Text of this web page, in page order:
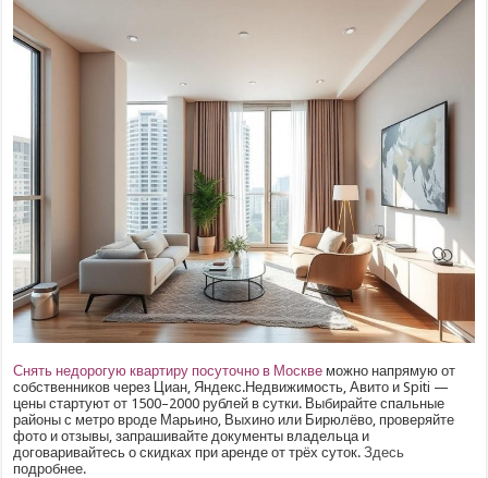
Снять недорогую квартиру посуточно в Москве можно напрямую от
собственников через Циан, Яндекс.Недвижимость, Авито и Spiti —
цены стартуют от 1500–2000 рублей в сутки. Выбирайте спальные
районы с метро вроде Марьино, Выхино или Бирюлёво, проверяйте
фото и отзывы, запрашивайте документы владельца и
договаривайтесь о скидках при аренде от трёх суток.Здесь
подробнее.